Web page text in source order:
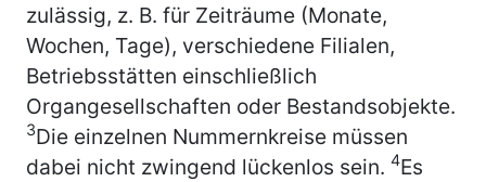
zulässig, z. B. für Zeiträume (Monate,
Wochen, Tage), verschiedene Filialen,
Betriebsstätten einschließlich
Organgesellschaften oder Bestandsobjekte.
3Die einzelnen Nummernkreise müssen
dabei nicht zwingend lückenlos sein. 4Es